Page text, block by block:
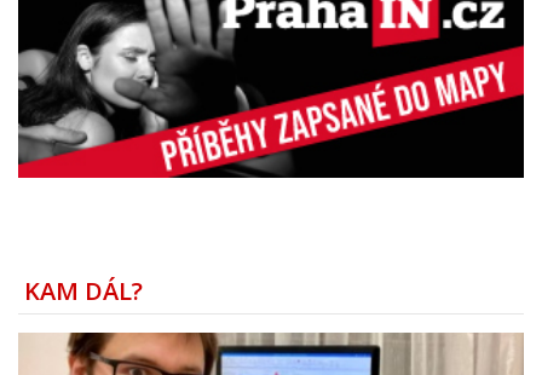
KAM DÁL?